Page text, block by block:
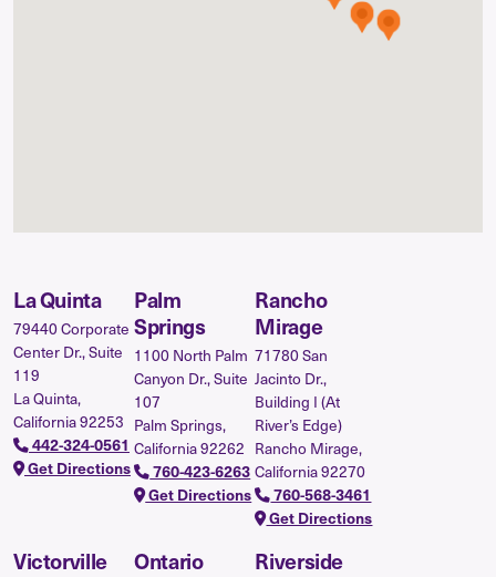
La Quinta
79440 Corporate
Center Dr., Suite
119
La Quinta,
California 92253
442-324-0561
Get Directions
Palm
Springs
1100 North Palm
Canyon Dr., Suite
107
Palm Springs,
California 92262
760-423-6263
Get Directions
Rancho
Mirage
71780 San
Jacinto Dr.,
Building I (At
River’s Edge)
Rancho Mirage,
California 92270
760-568-3461
Get Directions
Victorville Ontario Riverside